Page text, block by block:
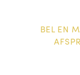
BEL EN